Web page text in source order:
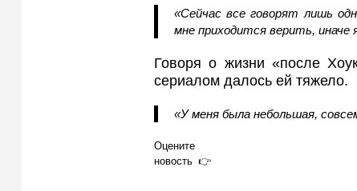
«Сейчас все говорят лишь
мне приходится верить, иначе
Говоря о жизни «после
сериалом далось ей тяжело.
«У меня была небольшая,
Оцените
новость